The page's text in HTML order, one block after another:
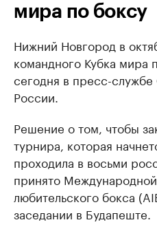
мира по боксу
Нижний Новгород в
командного Кубка мира
сегодня в пресс-
России.
Решение о том, чтобы
турнира, которая
проходила в восьми
принято
любительского бокса
заседании в Будапеште.